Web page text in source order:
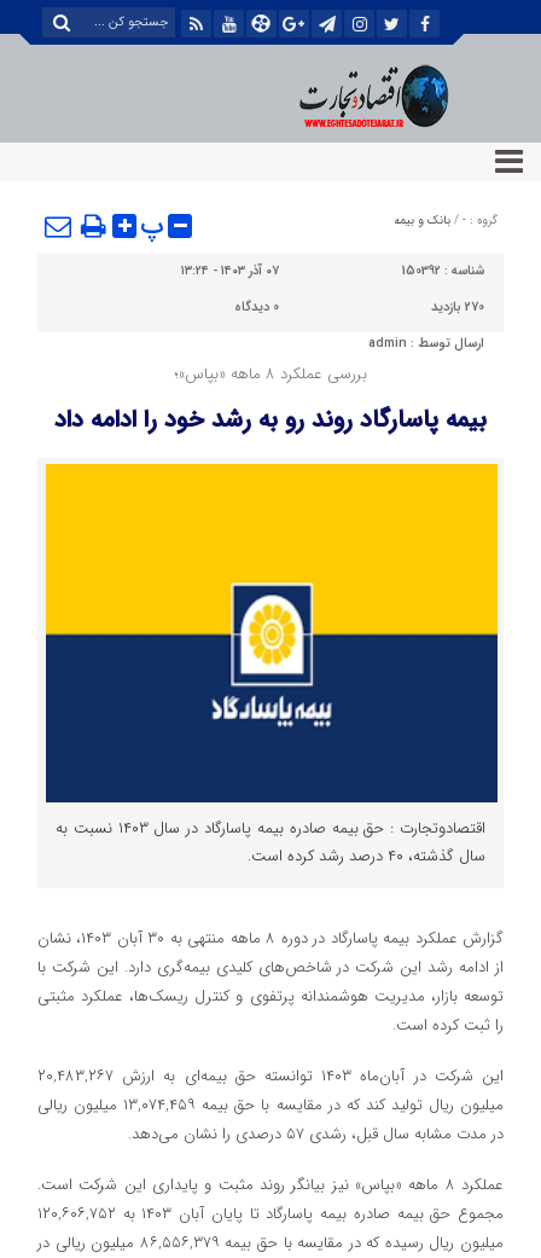
گروه : -
/ بانک و بیمه پ
شناسه : 150392
۰۷ آذر ۱۴۰۳ - ۱۳:۲۴
270 بازدید
0 دیدگاه
ارسال توسط : admin
بررسی عملکرد ۸ ماهه «بپاس»؛
بیمه پاسارگاد روند رو به رشد خود را ادامه داد
اقتصادوتجارت : حق بیمه صادره بیمه پاسارگاد در سال ۱۴۰۳ نسبت به
سال گذشته، ۴۰ درصد رشد کرده است.
گزارش عملکرد بیمه پاسارگاد در دوره ۸ ماهه منتهی به ۳۰ آبان ۱۴۰۳، نشان
از ادامه رشد این شرکت در شاخص‌های کلیدی بیمه‌گری دارد. این شرکت با
توسعه بازار، مدیریت هوشمندانه پرتفوی و کنترل ریسک‌ها، عملکرد مثبتی
را ثبت کرده است.
این شرکت در آبان‌ماه ۱۴۰۳ توانسته حق بیمه‌ای به ارزش ۲۰,۴۸۳,۲۶۷
میلیون ریال تولید کند که در مقایسه با حق بیمه ۱۳,۰۷۴,۴۵۹ میلیون ریالی
در مدت مشابه سال قبل، رشدی ۵۷ درصدی را نشان می‌دهد.
عملکرد ۸ ماهه «بپاس» نیز بیانگر روند مثبت و پایداری این شرکت است.
مجموع حق بیمه صادره بیمه پاسارگاد تا پایان آبان ۱۴۰۳ به ۱۲۰,۶۰۶,۷۵۲
میلیون ریال رسیده که در مقایسه با حق بیمه ۸۶,۵۵۶,۳۷۹ میلیون ریالی در